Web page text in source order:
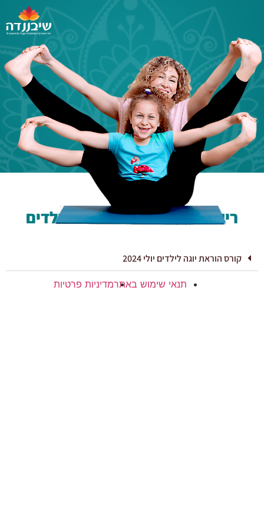
רישום עצמי להוראת יוגה לילדים
קורס הוראת יוגה לילדים יולי 2024
תנאי שימוש באתרמדיניות פרטיות